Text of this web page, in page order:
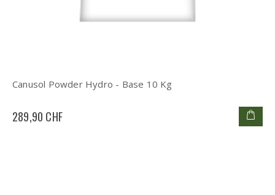
Canusol Powder Hydro - Base 10 Kg
289,90 CHF